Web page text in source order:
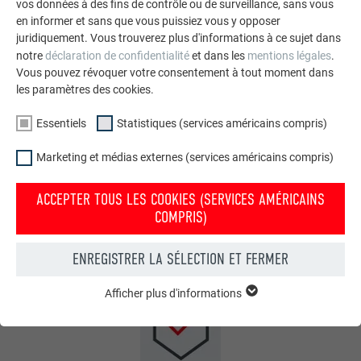
40 ANS DE GARANTIE
sur les couleurs et les matériaux de votre toiture PREFA :
matériaux. Vous bénéficiez ainsi d’une assurance optimale
contre la rupture, la corrosion (rouille), les dommages
causés par le gel, l’écaillage et la formation de bulles.
EN SAVOIR PLUS SUR LA GARANTIE DE 40 ANS
vos données à des fins de contrôle ou de surveillance, sans vous
en informer et sans que vous puissiez vous y opposer
juridiquement. Vous trouverez plus d'informations à ce sujet dans
notredéclaration de confidentialitéet dans les mentions légales.
Vous pouvez révoquer votre consentement à tout moment dans
les paramètres des cookies.
Essentiels Statistiques (services américains compris)
Marketing et médias externes (services américains compris)
ACCEPTER TOUS LES COOKIES (SERVICES AMÉRICAINS
COMPRIS)
ENREGISTRER LA SÉLECTION ET FERMER
fonctions de base du site Internet. Ils garantissent que le site
Internet fonctionne correctement.
Afficher plus d'informations